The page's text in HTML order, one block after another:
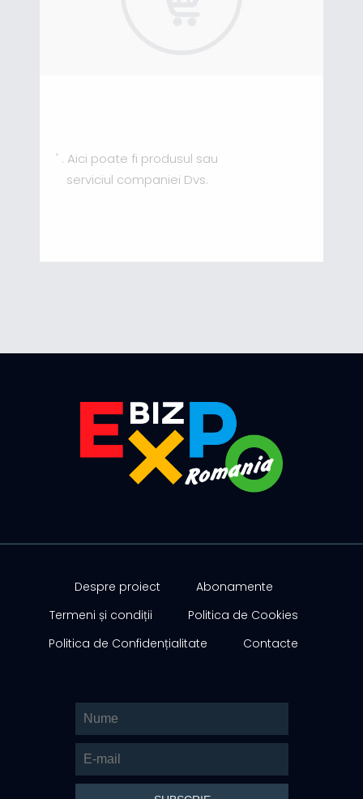
' . Aici poate fi produsul sau
serviciul companiei Dvs.
Despre proiect
Abonamente
Termeni și condiții
Politica de Cookies
Politica de Confidențialitate
Contacte